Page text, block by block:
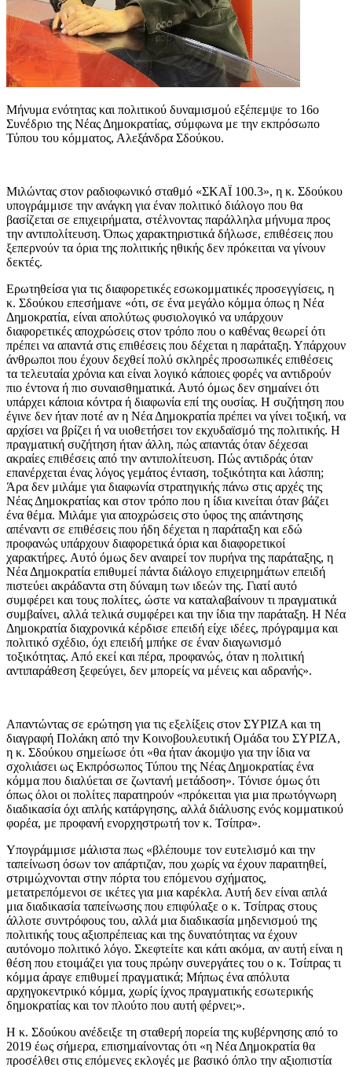
Μήνυμα ενότητας και πολιτικού δυναμισμού εξέπεμψε το 16ο
Συνέδριο της Νέας Δημοκρατίας, σύμφωνα με την εκπρόσωπο
Τύπου του κόμματος, Αλεξάνδρα Σδούκου.
Μιλώντας στον ραδιοφωνικό σταθμό «ΣΚΑΪ 100.3», η κ. Σδούκου
υπογράμμισε την ανάγκη για έναν πολιτικό διάλογο που θα
βασίζεται σε επιχειρήματα, στέλνοντας παράλληλα μήνυμα προς
την αντιπολίτευση. Όπως χαρακτηριστικά δήλωσε, επιθέσεις που
ξεπερνούν τα όρια της πολιτικής ηθικής δεν πρόκειται να γίνουν
δεκτές.
Ερωτηθείσα για τις διαφορετικές εσωκομματικές προσεγγίσεις, η
κ. Σδούκου επεσήμανε «ότι, σε ένα μεγάλο κόμμα όπως η Νέα
Δημοκρατία, είναι απολύτως φυσιολογικό να υπάρχουν
διαφορετικές αποχρώσεις στον τρόπο που ο καθένας θεωρεί ότι
πρέπει να απαντά στις επιθέσεις που δέχεται η παράταξη. Υπάρχουν
άνθρωποι που έχουν δεχθεί πολύ σκληρές προσωπικές επιθέσεις
τα τελευταία χρόνια και είναι λογικό κάποιες φορές να αντιδρούν
πιο έντονα ή πιο συναισθηματικά. Αυτό όμως δεν σημαίνει ότι
υπάρχει κάποια κόντρα ή διαφωνία επί της ουσίας. Η συζήτηση που
έγινε δεν ήταν ποτέ αν η Νέα Δημοκρατία πρέπει να γίνει τοξική, να
αρχίσει να βρίζει ή να υιοθετήσει τον εκχυδαϊσμό της πολιτικής. Η
πραγματική συζήτηση ήταν άλλη, πώς απαντάς όταν δέχεσαι
ακραίες επιθέσεις από την αντιπολίτευση. Πώς αντιδράς όταν
επανέρχεται ένας λόγος γεμάτος ένταση, τοξικότητα και λάσπη;
Άρα δεν μιλάμε για διαφωνία στρατηγικής πάνω στις αρχές της
Νέας Δημοκρατίας και στον τρόπο που η ίδια κινείται όταν βάζει
ένα θέμα. Μιλάμε για αποχρώσεις στο ύφος της απάντησης
απέναντι σε επιθέσεις που ήδη δέχεται η παράταξη και εδώ
προφανώς υπάρχουν διαφορετικά όρια και διαφορετικοί
χαρακτήρες. Αυτό όμως δεν αναιρεί τον πυρήνα της παράταξης, η
Νέα Δημοκρατία επιθυμεί πάντα διάλογο επιχειρημάτων επειδή
πιστεύει ακράδαντα στη δύναμη των ιδεών της. Γιατί αυτό
συμφέρει και τους πολίτες, ώστε να καταλαβαίνουν τι πραγματικά
συμβαίνει, αλλά τελικά συμφέρει και την ίδια την παράταξη. Η Νέα
Δημοκρατία διαχρονικά κέρδισε επειδή είχε ιδέες, πρόγραμμα και
πολιτικό σχέδιο, όχι επειδή μπήκε σε έναν διαγωνισμό
τοξικότητας. Από εκεί και πέρα, προφανώς, όταν η πολιτική
αντιπαράθεση ξεφεύγει, δεν μπορείς να μένεις και αδρανής».
Απαντώντας σε ερώτηση για τις εξελίξεις στον ΣΥΡΙΖΑ και τη
διαγραφή Πολάκη από την Κοινοβουλευτική Ομάδα του ΣΥΡΙΖΑ,
η κ. Σδούκου σημείωσε ότι «θα ήταν άκομψο για την ίδια να
σχολιάσει ως Εκπρόσωπος Τύπου της Νέας Δημοκρατίας ένα
κόμμα που διαλύεται σε ζωντανή μετάδοση». Τόνισε όμως ότι
όπως όλοι οι πολίτες παρατηρούν «πρόκειται για μια πρωτόγνωρη
διαδικασία όχι απλής κατάργησης, αλλά διάλυσης ενός κομματικού
φορέα, με προφανή ενορχηστρωτή τον κ. Τσίπρα».
Υπογράμμισε μάλιστα πως «βλέπουμε τον ευτελισμό και την
ταπείνωση όσων τον απάρτιζαν, που χωρίς να έχουν παραιτηθεί,
στριμώχνονται στην πόρτα του επόμενου σχήματος,
μετατρεπόμενοι σε ικέτες για μια καρέκλα. Αυτή δεν είναι απλά
μια διαδικασία ταπείνωσης που επιφύλαξε ο κ. Τσίπρας στους
άλλοτε συντρόφους του, αλλά μια διαδικασία μηδενισμού της
πολιτικής τους αξιοπρέπειας και της δυνατότητας να έχουν
αυτόνομο πολιτικό λόγο. Σκεφτείτε και κάτι ακόμα, αν αυτή είναι η
θέση που ετοιμάζει για τους πρώην συνεργάτες του ο κ. Τσίπρας τι
κόμμα άραγε επιθυμεί πραγματικά; Μήπως ένα απόλυτα
αρχηγοκεντρικό κόμμα, χωρίς ίχνος πραγματικής εσωτερικής
δημοκρατίας και τον πλούτο που αυτή φέρνει;».
Η κ. Σδούκου ανέδειξε τη σταθερή πορεία της κυβέρνησης από το
2019 έως σήμερα, επισημαίνοντας ότι «η Νέα Δημοκρατία θα
προσέλθει στις επόμενες εκλογές με βασικό όπλο την αξιοπιστία